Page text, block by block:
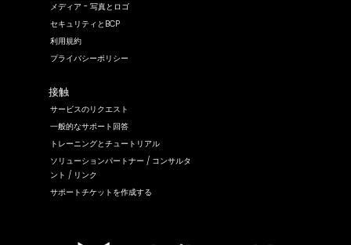
メディア - 写真とロゴ
セキュリティとBCP
利用規約
プライバシーポリシー
接触
サービスのリクエスト
一般的なサポート回答
トレーニングとチュートリアル
ソリューションパートナー / コンサルタ
ント / リンク
サポートチケットを作成する